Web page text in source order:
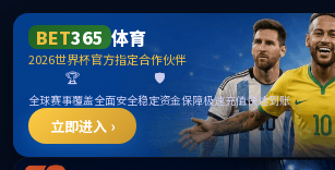
3044永利集团(中国)